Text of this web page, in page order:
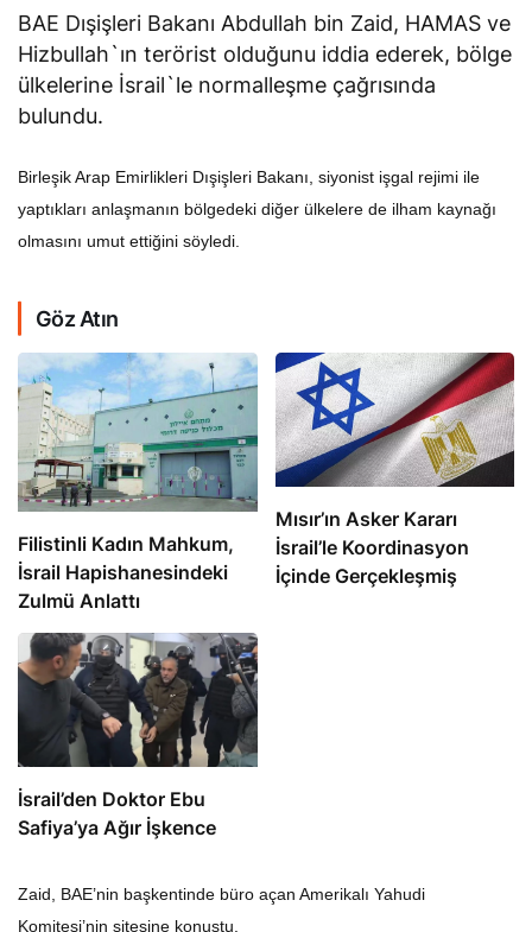
BAE Dışişleri Bakanı Abdullah bin Zaid, HAMAS ve
Hizbullah`ın terörist olduğunu iddia ederek, bölge
ülkelerine İsrail`le normalleşme çağrısında
bulundu.
Birleşik Arap Emirlikleri Dışişleri Bakanı, siyonist işgal rejimi ile
yaptıkları anlaşmanın bölgedeki diğer ülkelere de ilham kaynağı
olmasını umut ettiğini söyledi.
Göz Atın
Filistinli Kadın Mahkum,
İsrail Hapishanesindeki
Zulmü Anlattı
Mısır’ın Asker Kararı
İsrail’le Koordinasyon
İçinde Gerçekleşmiş
İsrail’den Doktor Ebu
Safiya’ya Ağır İşkence
Zaid, BAE’nin başkentinde büro açan Amerikalı Yahudi
Komitesi’nin sitesine konuştu.